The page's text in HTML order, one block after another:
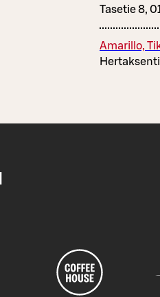
Tasetie 8,
Amarillo,